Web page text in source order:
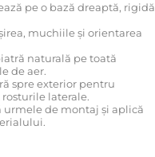
pe o bază dreaptă, rigidă
muchiile și orientarea
naturală pe toată
de aer.
spre exterior pentru
laterale.
de montaj și aplică